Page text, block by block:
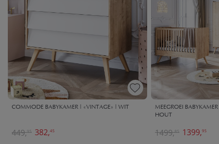
COMMODE BABYKAMER | «VINTAGE» | WIT
382,45
449,95
MEEGROEI
HOUT
1399,95
1499,85